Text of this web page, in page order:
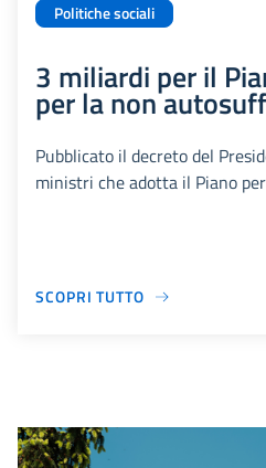
Politiche sociali
3 miliardi per il
per la non
Pubblicato il decreto del
ministri che adotta il Piano
SCOPRI TUTTO